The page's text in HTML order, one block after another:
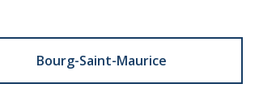
Bourg-Saint-Maurice